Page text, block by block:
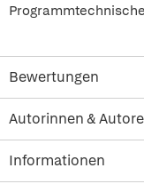
Bewertungen
Autorinnen &
Informationen